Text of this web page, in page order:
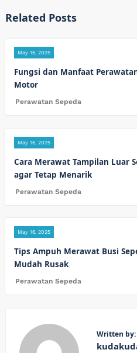
Related Posts
May 16, 2025
Fungsi dan Manfaat
Motor
Perawatan Sepeda
May 16, 2025
Cara Merawat Tampilan Luar
agar Tetap Menarik
Perawatan Sepeda
May 16, 2025
Tips Ampuh Merawat Busi
Mudah Rusak
Perawatan Sepeda
Written by: